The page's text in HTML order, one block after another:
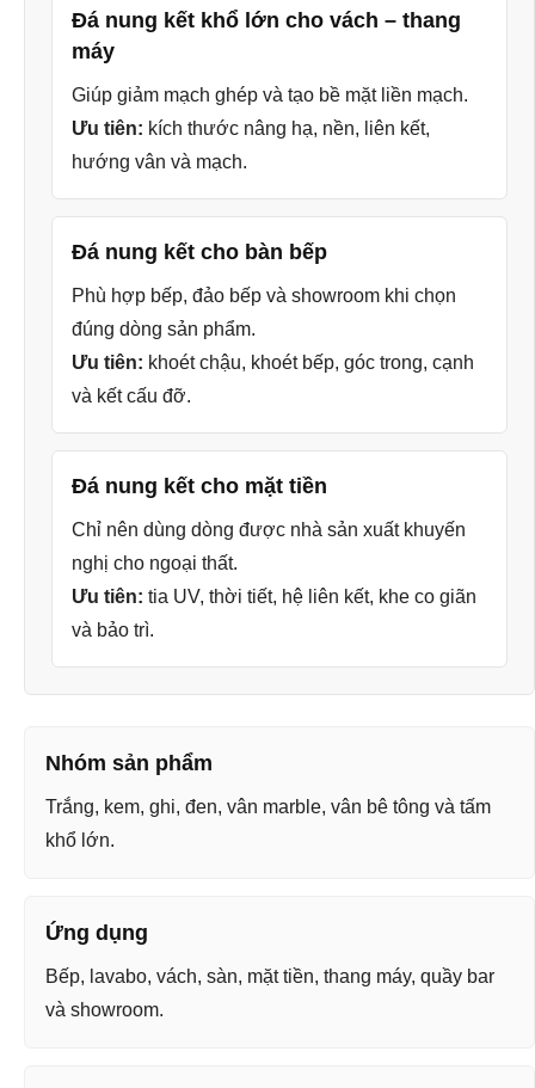
Đá nung kết khổ lớn cho vách – thang
máy
Giúp giảm mạch ghép và tạo bề mặt liền mạch.
Ưu tiên: kích thước nâng hạ, nền, liên kết,
hướng vân và mạch.
Đá nung kết cho bàn bếp
Phù hợp bếp, đảo bếp và showroom khi chọn
đúng dòng sản phẩm.
Ưu tiên: khoét chậu, khoét bếp, góc trong, cạnh
và kết cấu đỡ.
Đá nung kết cho mặt tiền
Chỉ nên dùng dòng được nhà sản xuất khuyến
nghị cho ngoại thất.
Ưu tiên: tia UV, thời tiết, hệ liên kết, khe co giãn
và bảo trì.
Nhóm sản phẩm
Trắng, kem, ghi, đen, vân marble, vân bê tông và tấm
khổ lớn.
Ứng dụng
Bếp, lavabo, vách, sàn, mặt tiền, thang máy, quầy bar
và showroom.